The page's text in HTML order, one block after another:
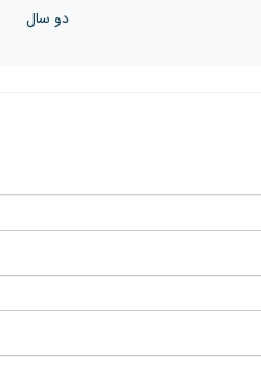
دو سال